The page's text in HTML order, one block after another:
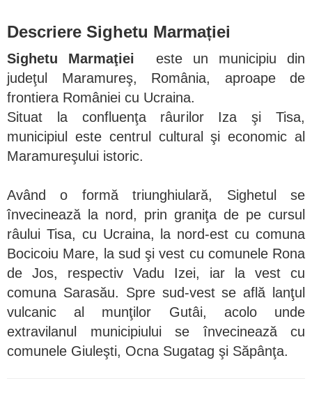
Descriere Sighetu Marmației
Sighetu Marmaţiei este un municipiu din
judeţul Maramureş, România, aproape de
frontiera României cu Ucraina.
Situat la confluenţa râurilor Iza şi Tisa,
municipiul este centrul cultural şi economic al
Maramureşului istoric.
Având o formă triunghiulară, Sighetul se
învecinează la nord, prin graniţa de pe cursul
râului Tisa, cu Ucraina, la nord-est cu comuna
Bocicoiu Mare, la sud şi vest cu comunele Rona
de Jos, respectiv Vadu Izei, iar la vest cu
comuna Sarasău. Spre sud-vest se află lanţul
vulcanic al munţilor Gutâi, acolo unde
extravilanul municipiului se învecinează cu
comunele Giuleşti, Ocna Sugatag şi Săpânţa.